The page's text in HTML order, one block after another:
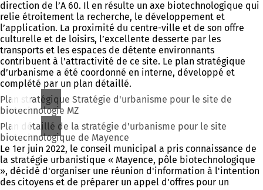
direction de l’A 60. Il en résulte un axe biotechnologique qui
relie étroitement la recherche, le développement et
l’application. La proximité du centre-ville et de son offre
culturelle et de loisirs, l’excellente desserte par les
transports et les espaces de détente environnants
contribuent à l’attractivité de ce site. Le plan stratégique
d’urbanisme a été coordonné en interne, développé et
complété par un plan détaillé.
Plan stratégique Stratégie d'urbanisme pour le site de
biotechnologie MZ
Plan détaillé de la stratégie d'urbanisme pour le site
biotechnologique de Mayence
Le 1er juin 2022, le conseil municipal a pris connaissance de
la stratégie urbanistique « Mayence, pôle biotechnologique
», décidé d'organiser une réunion d'information à l'intention
des citoyens et de préparer un appel d'offres pour un